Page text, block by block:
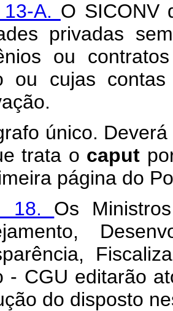
A. O SICONV
privadas
ou
ou cujas
único.
trata o caput
página do
18. Os
- CGU editarão
do disposto